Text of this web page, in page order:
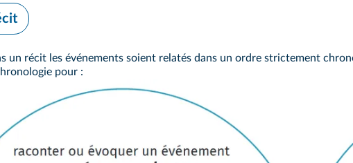
un récit les événements soient relatés dans un ordre strictement
pour :